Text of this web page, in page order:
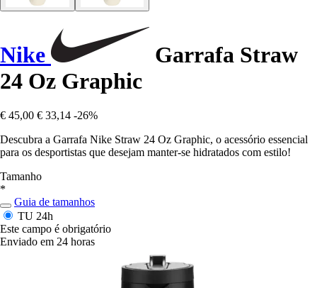
Nike
Garrafa Straw
24 Oz Graphic
€ 45,00 € 33,14 -26%
Descubra a Garrafa Nike Straw 24 Oz Graphic, o acessório essencial
para os desportistas que desejam manter-se hidratados com estilo!
Tamanho
*
Guia de tamanhos
TU 24h
Este campo é obrigatório
Enviado em 24 horas